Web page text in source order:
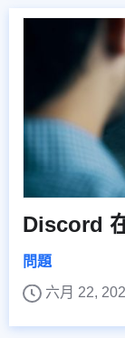
Discord
問題
六月 22,